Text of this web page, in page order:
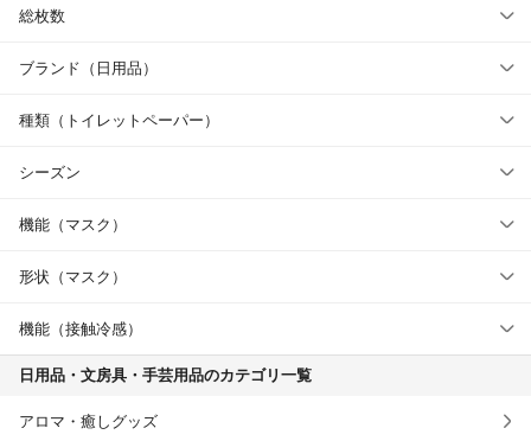
総枚数
ブランド（日用品）
種類（トイレットペーパー）
シーズン
機能（マスク）
形状（マスク）
機能（接触冷感）
日用品・文房具・手芸用品のカテゴリ一覧
アロマ・癒しグッズ